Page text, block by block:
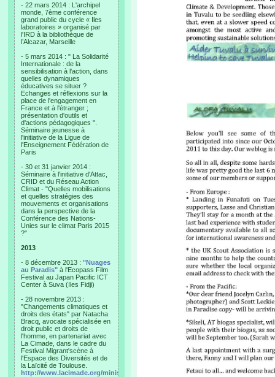
- 22 mars 2014 : L'archipel
monde, 7ème conférence
grand public du cycle « Iles
laboratoires » organisé par
l'IRD à la bibliothèque de
l’Alcazar, Marseille
- 5 mars 2014 : " La Solidarité
Internationale : de la
sensibilisation à l'action, dans
quelles dynamiques
éducatives se situer ?
Echanges et réflexions sur la
place de l'engagement en
France et à l'étranger ;
présentation d'outils et
d'actions pédagogiques ".
Séminaire jeunesse à
l'initiative de la Ligue de
l'Enseignement Fédération de
Paris
- 30 et 31 janvier 2014 :
Séminaire à l'initiative d'Attac,
CRID et du Réseau Action
Climat - "Quelles mobilisations
et quelles stratégies des
mouvements et organisations
dans la perspective de la
Conférence des Nations-
Unies sur le climat Paris 2015
?"
2013
- 8 décembre 2013 : "Nuages
au Paradis" à l'Ecopass Film
Festival au Japan Pacific ICT
Center à Suva (Iles Fidji)
- 28 novembre 2013 :
"Changements climatiques et
droits des états" par Natacha
Bracq, avocate spécialisée en
droit public et droits de
l'homme, en partenariat avec
La Cimade, dans le cadre du
Festival Migrant'scène à
l'Espace des Diversités et de
la Laïcité de Toulouse.
http://www.lacimade.org/minisites/migrantscene